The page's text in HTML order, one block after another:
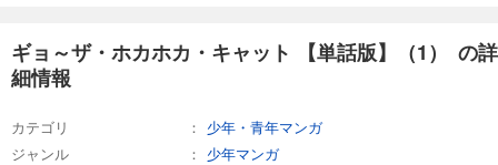
ギョ～ザ・ホカホカ・キャット 【単話版】（1） の詳
細情報
カテゴリ
少年・青年マンガ
ジャンル
少年マンガ